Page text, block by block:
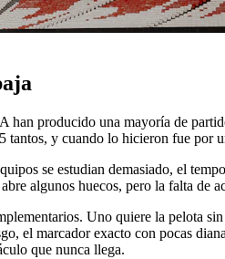
han producido una mayoría de
y cuando lo hicieron fue por
se estudian demasiado, el
algunos huecos, pero la falta de
Uno quiere la pelota
el marcador exacto con pocas
que nunca llega.